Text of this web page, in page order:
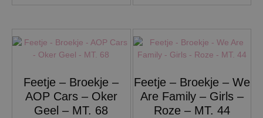
Feetje – Broekje –
AOP Cars – Oker
Geel – MT. 68
Feetje – Broekje – We
Are Family – Girls –
Roze – MT. 44